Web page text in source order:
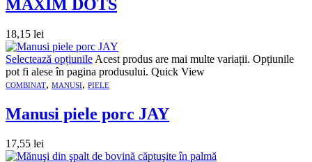
MAXIM DOTS
18,15 lei
Selectează opțiunile Acest produs are mai multe variații. Opțiunile
pot fi alese în pagina produsului. Quick View
COMBINAT, MANUSI, PIELE
Manusi piele porc JAY
17,55 lei